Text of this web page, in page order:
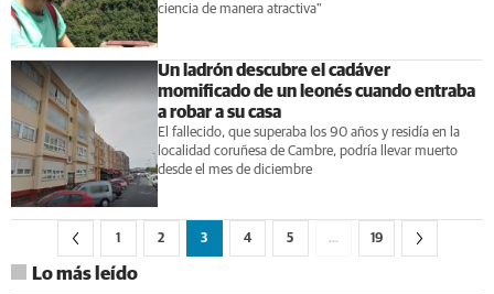
ciencia de manera atractiva"
Un ladrón descubre el cadáver
momificado de un leonés cuando entraba
a robar a su casa
El fallecido, que superaba los 90 años y residía en la
localidad coruñesa de Cambre, podría llevar muerto
desde el mes de diciembre
1 2 3 4 5 … 19
Lo más leído